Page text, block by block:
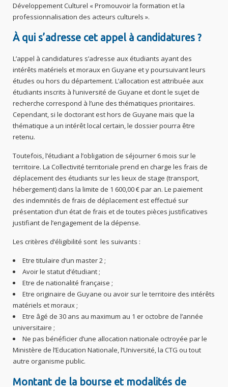
Développement Culturel « Promouvoir la formation et la
professionnalisation des acteurs culturels ».
À qui s’adresse cet appel à candidatures ?
L’appel à candidatures s’adresse aux étudiants ayant des
intérêts matériels et moraux en Guyane et y poursuivant leurs
études ou hors du département. L’allocation est attribuée aux
étudiants inscrits à l’université de Guyane et dont le sujet de
recherche correspond à l’une des thématiques prioritaires.
Cependant, si le doctorant est hors de Guyane mais que la
thématique a un intérêt local certain, le dossier pourra être
retenu.
Toutefois, l’étudiant a l’obligation de séjourner 6 mois sur le
territoire. La Collectivité territoriale prend en charge les frais de
déplacement des étudiants sur les lieux de stage (transport,
hébergement) dans la limite de 1 600,00 € par an. Le paiement
des indemnités de frais de déplacement est effectué sur
présentation d’un état de frais et de toutes pièces justificatives
justifiant de l’engagement de la dépense.
Les critères d’éligibilité sont les suivants :
Etre titulaire d’un master 2 ;
Avoir le statut d’étudiant ;
Etre de nationalité française ;
Etre originaire de Guyane ou avoir sur le territoire des intérêts
matériels et moraux ;
Etre âgé de 30 ans au maximum au 1 er octobre de l’année
universitaire ;
Ne pas bénéficier d’une allocation nationale octroyée par le
Ministère de l’Education Nationale, l’Université, la CTG ou tout
autre organisme public.
Montant de la bourse et modalités de